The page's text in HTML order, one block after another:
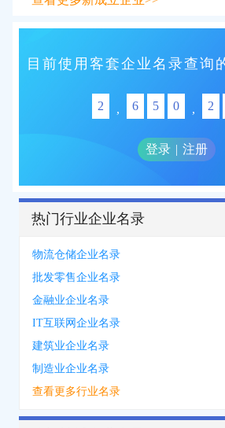
目前使用客套企业名录查询
2 , 6 5 0 , 2
登录 | 注册
热门行业企业名录
物流仓储企业名录
批发零售企业名录
金融业企业名录
IT互联网企业名录
建筑业企业名录
制造业企业名录
查看更多行业名录